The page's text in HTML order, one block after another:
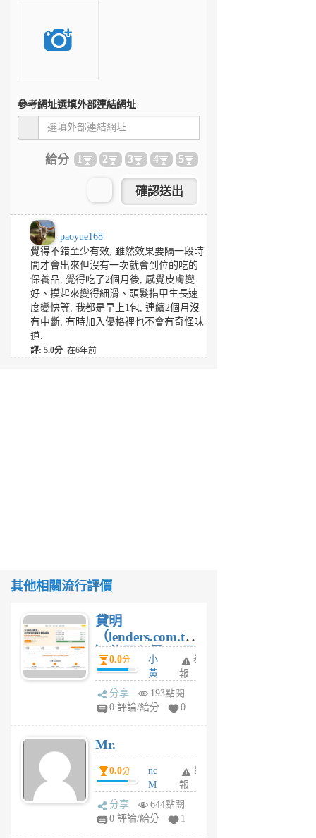
參考網址選填外部連結網址
給分 1 2 3 4 5
paoyue168
覺得不錯至少有效, 雖然效果要隔一段時
間才會出來但沒有一次就會到位的吃的
保養品. 覺得吃了2個月後, 感覺皮膚變
好、摸起來變得細滑、頭髮指甲生長速
度變快等, 我都是早上1包, 連續2個月沒
有中斷, 有時加入優格裡也不會有奇怪味
道.
評: 5.0分 在6年前
其他相關流行評價
貸明
（lenders.com.tw
）使用心得 — 民
間貸款比較平台
體驗
0.0分
小
黃
蜂
1
舉
報
分享
193點閱
0 評論/給分
0
Mr.
0.0分
nc
M
U
F
舉
報
分享
644點閱
0 評論/給分
1